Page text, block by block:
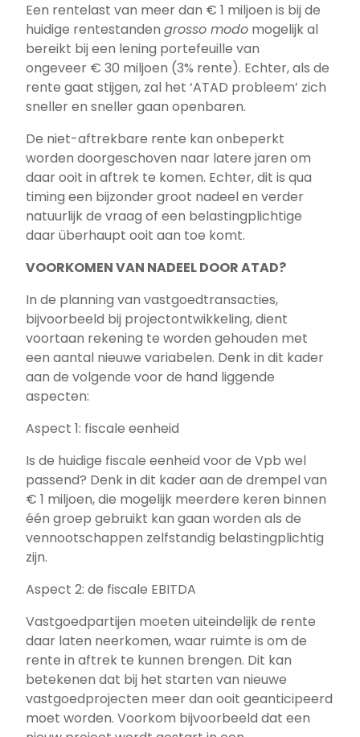
Een rentelast van meer dan € 1 miljoen is bij de
huidige rentestanden grosso modo mogelijk al
bereikt bij een lening portefeuille van
ongeveer € 30 miljoen (3% rente). Echter, als de
rente gaat stijgen, zal het ‘ATAD probleem’ zich
sneller en sneller gaan openbaren.
De niet-aftrekbare rente kan onbeperkt
worden doorgeschoven naar latere jaren om
daar ooit in aftrek te komen. Echter, dit is qua
timing een bijzonder groot nadeel en verder
natuurlijk de vraag of een belastingplichtige
daar überhaupt ooit aan toe komt.
VOORKOMEN VAN NADEEL DOOR ATAD?
In de planning van vastgoedtransacties,
bijvoorbeeld bij projectontwikkeling, dient
voortaan rekening te worden gehouden met
een aantal nieuwe variabelen. Denk in dit kader
aan de volgende voor de hand liggende
aspecten:
Aspect 1: fiscale eenheid
Is de huidige fiscale eenheid voor de Vpb wel
passend? Denk in dit kader aan de drempel van
€ 1 miljoen, die mogelijk meerdere keren binnen
één groep gebruikt kan gaan worden als de
vennootschappen zelfstandig belastingplichtig
zijn.
Aspect 2: de fiscale EBITDA
Vastgoedpartijen moeten uiteindelijk de rente
daar laten neerkomen, waar ruimte is om de
rente in aftrek te kunnen brengen. Dit kan
betekenen dat bij het starten van nieuwe
vastgoedprojecten meer dan ooit geanticipeerd
moet worden. Voorkom bijvoorbeeld dat een